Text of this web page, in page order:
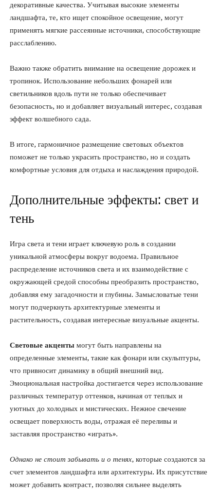
декоративные качества. Учитывая высокие элементы
ландшафта, те, кто ищет спокойное освещение, могут
применять мягкие рассеянные источники, способствующие
расслаблению.
Важно также обратить внимание на освещение дорожек и
тропинок. Использование небольших фонарей или
светильников вдоль пути не только обеспечивает
безопасность, но и добавляет визуальный интерес, создавая
эффект волшебного сада.
В итоге, гармоничное размещение световых объектов
поможет не только украсить пространство, но и создать
комфортные условия для отдыха и наслаждения природой.
Дополнительные эффекты: свет и
тень
Игра света и тени играет ключевую роль в создании
уникальной атмосферы вокруг водоема. Правильное
распределение источников света и их взаимодействие с
окружающей средой способны преобразить пространство,
добавляя ему загадочности и глубины. Замысловатые тени
могут подчеркнуть архитектурные элементы и
растительность, создавая интересные визуальные акценты.
Световые акценты могут быть направлены на
определенные элементы, такие как фонари или скульптуры,
что привносит динамику в общий внешний вид.
Эмоциональная настройка достигается через использование
различных температур оттенков, начиная от теплых и
уютных до холодных и мистических. Нежное свечение
освещает поверхность воды, отражая её переливы и
заставляя пространство «играть».
Однако не стоит забывать и о тенях, которые создаются за
счет элементов ландшафта или архитектуры. Их присутствие
может добавить контраст, позволяя сильнее выделять